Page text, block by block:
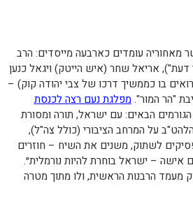
ביולי האחרון, רגע לפני הבחירות לכנסת ה22, כאשר מאחוריה עומדים כארבעה מייסדים: הרב
דעת"), אריאל שחר (איש הייטק) ויגאל כנען
בו כממשיך דרכו של צבי יהודה קוק) –
"הר המור".מפלגת נעם רצה לכנסת
הבאים: עם ישראל, תורה ומסורת
על המרחב הציבורי (כולל צה"ל),
לשתוק, משנים את השיח – חוזרים
אישה – ישראל בוחרת להיות נורמלית״.
מעמד הרבנות הראשית, ולו מתוך מטרה